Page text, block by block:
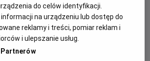
ma swojego Spider-Mana –
do celów identyfikacji.
na urządzeniu lub dostęp do
reklamy i treści, pomiar reklam i
i ulepszanie usług.